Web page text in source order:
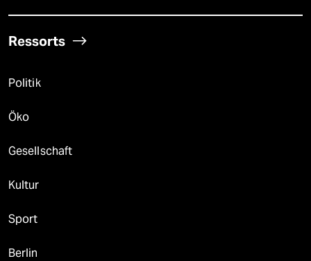
Ressorts
Politik
Öko
Gesellschaft
Kultur
Sport
Berlin